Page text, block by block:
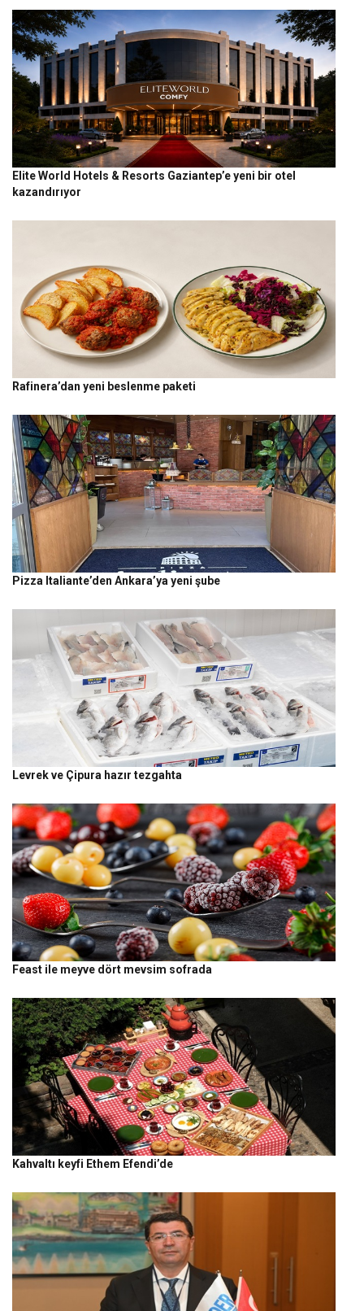
Elite World Hotels & Resorts Gaziantep’e yeni bir otel
kazandırıyor
Rafinera’dan yeni beslenme paketi
Pizza Italiante’den Ankara’ya yeni şube
Levrek ve Çipura hazır tezgahta
Feast ile meyve dört mevsim sofrada
Kahvaltı keyfi Ethem Efendi’de